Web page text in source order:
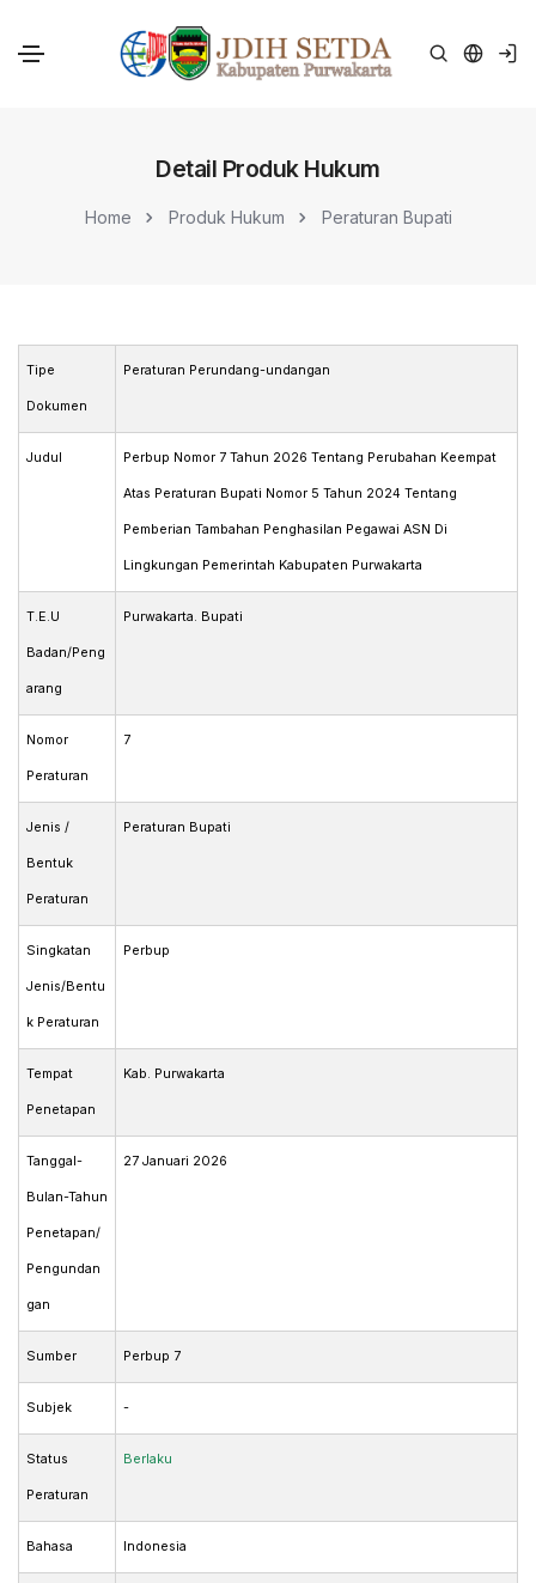
Detail Produk Hukum
Home Produk Hukum Peraturan Bupati
Tipe
Dokumen
Peraturan Perundang-undangan
Judul Perbup Nomor 7 Tahun 2026 Tentang Perubahan Keempat
Atas Peraturan Bupati Nomor 5 Tahun 2024 Tentang
Pemberian Tambahan Penghasilan Pegawai ASN Di
Lingkungan Pemerintah Kabupaten Purwakarta
T.E.U
Badan/Peng
arang
Purwakarta. Bupati
Nomor
Peraturan
7
Jenis /
Bentuk
Peraturan
Peraturan Bupati
Singkatan
Jenis/Bentu
k Peraturan
Perbup
Tempat
Penetapan
Kab. Purwakarta
Tanggal-
Bulan-Tahun
Penetapan/
Pengundan
gan
27 Januari 2026
Sumber Perbup 7
Subjek -
Status
Peraturan
Berlaku
Bahasa Indonesia